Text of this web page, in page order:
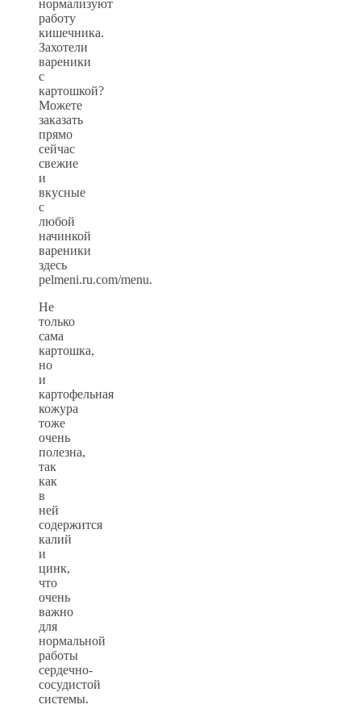
нормализуют
работу
кишечника.
Захотели
вареники
с
картошкой?
Можете
заказать
прямо
сейчас
свежие
и
вкусные
с
любой
начинкой
вареники
здесь
pelmeni.ru.com/menu.
Не
только
сама
картошка,
но
и
картофельная
кожура
тоже
очень
полезна,
так
как
в
ней
содержится
калий
и
цинк,
что
очень
важно
для
нормальной
работы
сердечно-
сосудистой
системы.